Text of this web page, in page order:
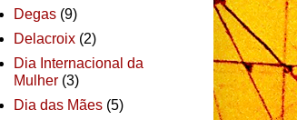
Degas (9)
Delacroix (2)
Dia Internacional da
Mulher (3)
Dia das Mães (5)